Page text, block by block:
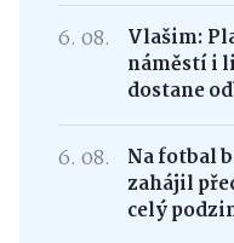
6. 08.
Vlašim:
náměstí i
dostane
6. 08.
Na fotbal
zahájil
celý